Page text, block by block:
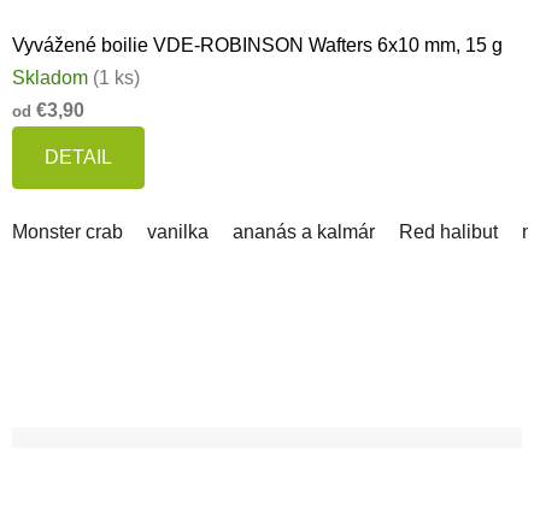
Vyvážené boilie VDE-ROBINSON Wafters 6x10 mm, 15 g
Skladom (1 ks)
od €3,90
DETAIL
Monster crab vanilka ananás a kalmár Red halibut